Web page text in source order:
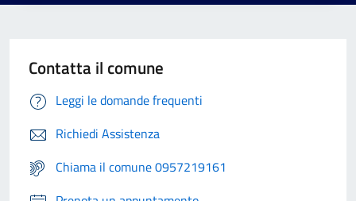
Contatta il comune
Leggi le domande frequenti
Richiedi Assistenza
Chiama il comune 0957219161